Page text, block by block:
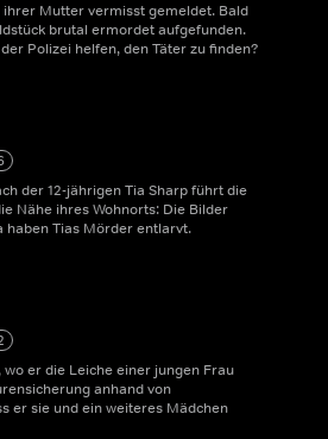
ihrer Mutter vermisst gemeldet. Bald
brutal ermordet aufgefunden.
Polizei helfen, den Täter zu finden?
der 12-jährigen Tia Sharp führt die
Nähe ihres Wohnorts: Die Bilder
Tias Mörder entlarvt.
er die Leiche einer jungen Frau
anhand von
er sie und ein weiteres Mädchen